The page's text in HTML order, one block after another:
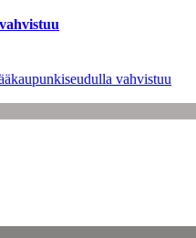
vahvistuu